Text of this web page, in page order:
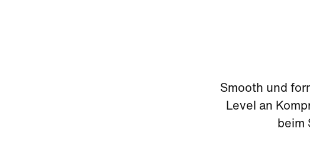
Smooth und
Level an
beim